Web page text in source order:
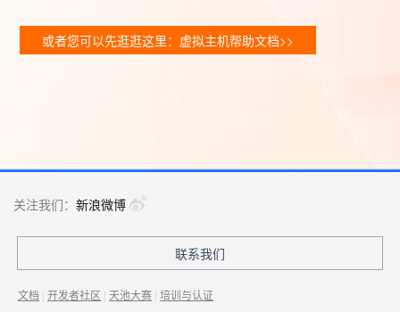
或者您可以先逛逛这里：虚拟主机帮助文档>>